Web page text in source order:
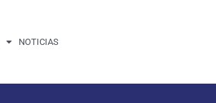
NOTICIAS